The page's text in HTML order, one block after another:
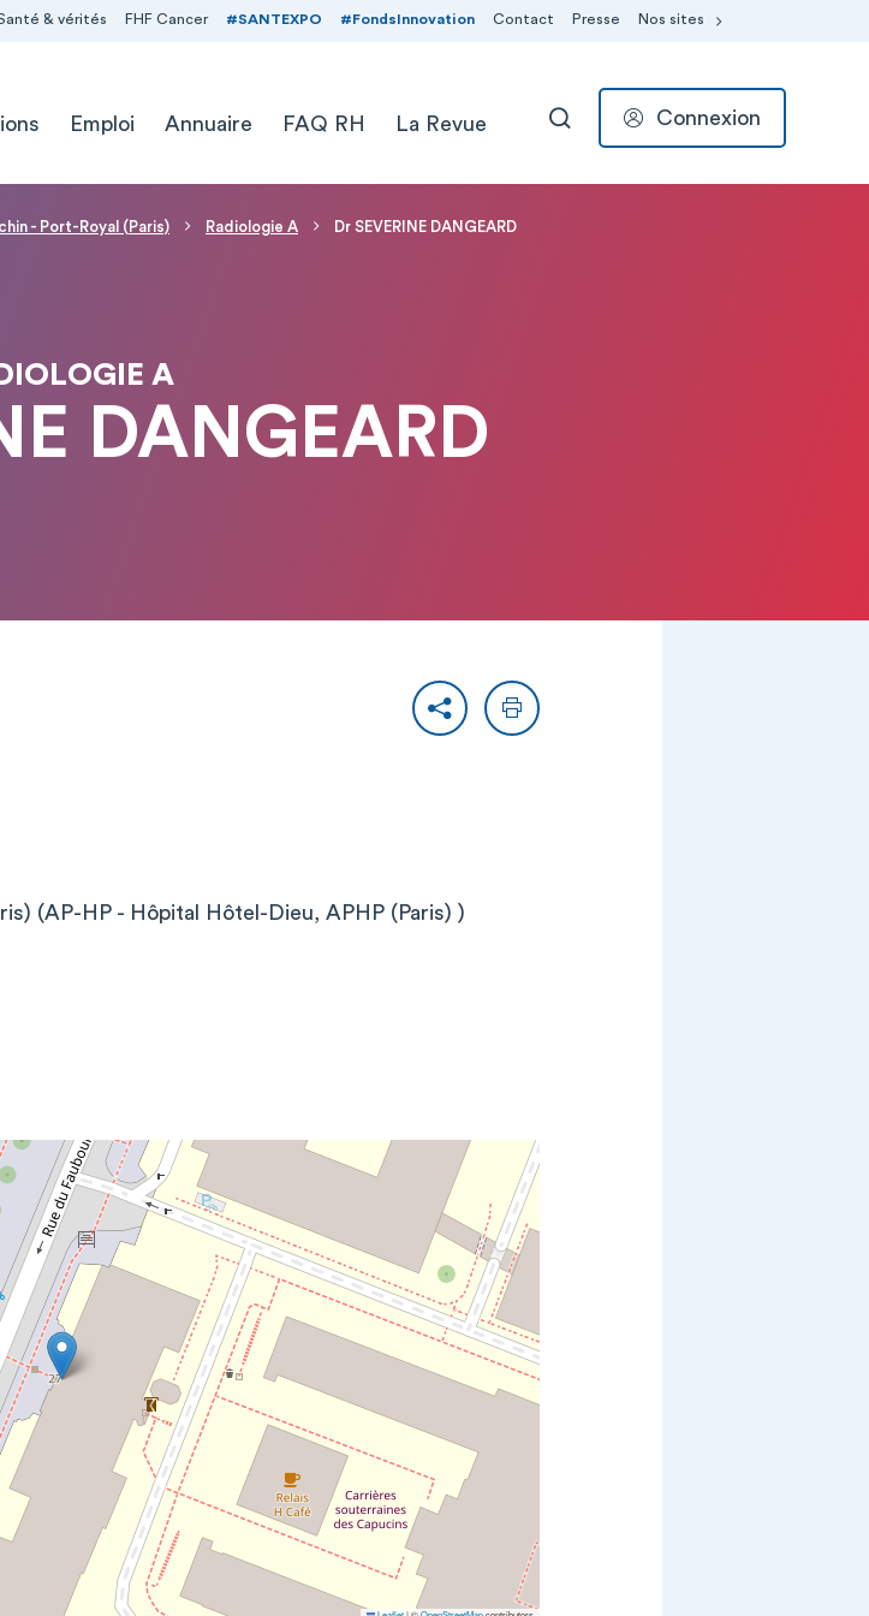
& vérités FHF Cancer #SANTEXPO #FondsInnovation Contact Presse Nos sites
Emploi Annuaire FAQ RH La Revue RECHERCHER
Connexion
- Port-Royal (Paris) Radiologie A Dr SEVERINE DANGEARD
A
DANGEARD
PartagerImprimer
(AP-HP - Hôpital Hôtel-Dieu, APHP (Paris) )